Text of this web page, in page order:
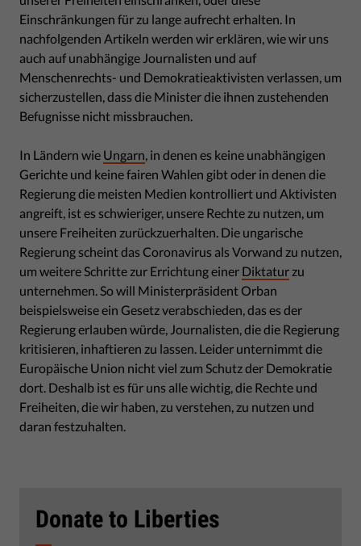
Einschränkungen für zu lange aufrecht erhalten. In
nachfolgenden Artikeln werden wir erklären, wie wir uns
auch auf unabhängige Journalisten und auf
Menschenrechts- und Demokratieaktivisten verlassen, um
sicherzustellen, dass die Minister die ihnen zustehenden
Befugnisse nicht missbrauchen.
In Ländern wie Ungarn, in denen es keine unabhängigen
Gerichte und keine fairen Wahlen gibt oder in denen die
Regierung die meisten Medien kontrolliert und Aktivisten
angreift, ist es schwieriger, unsere Rechte zu nutzen, um
unsere Freiheiten zurückzuerhalten. Die ungarische
Regierung scheint das Coronavirus als Vorwand zu nutzen,
um weitere Schritte zur Errichtung einer Diktatur zu
unternehmen. So will Ministerpräsident Orban
beispielsweise ein Gesetz verabschieden, das es der
Regierung erlauben würde, Journalisten, die die Regierung
kritisieren, inhaftieren zu lassen. Leider unternimmt die
Europäische Union nicht viel zum Schutz der Demokratie
dort. Deshalb ist es für uns alle wichtig, die Rechte und
Freiheiten, die wir haben, zu verstehen, zu nutzen und
daran festzuhalten.
Donate to Liberties